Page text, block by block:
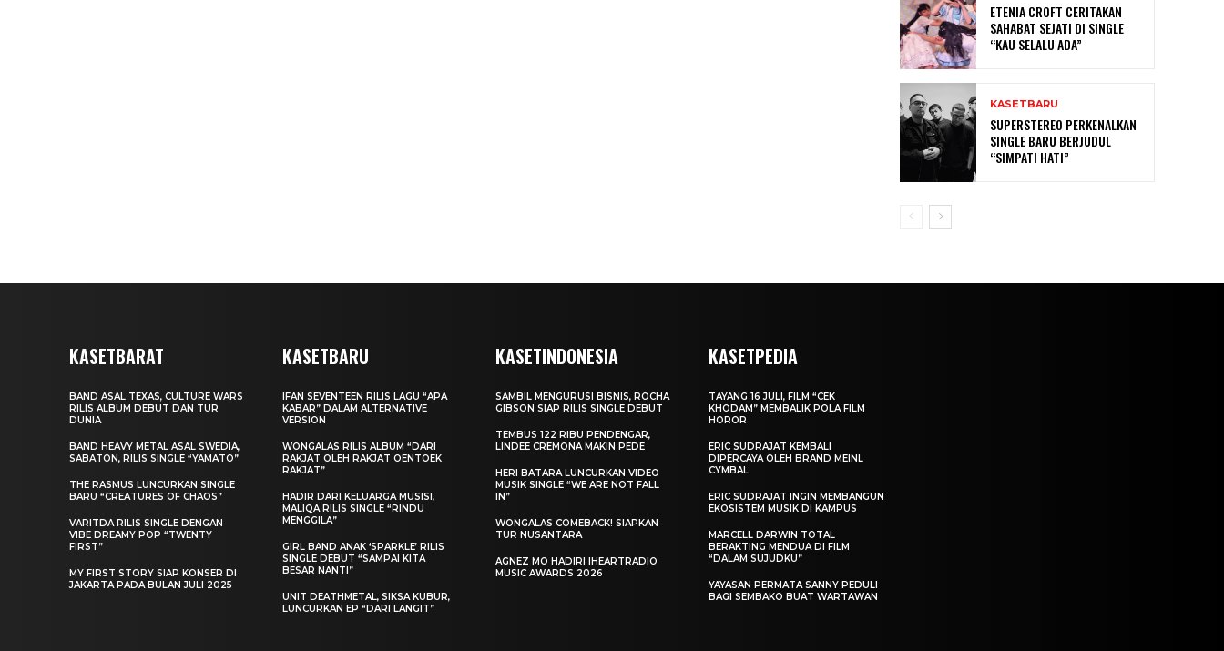
ETENIA CROFT CERITAKAN
SAHABAT SEJATI DI SINGLE
“KAU SELALU ADA”
KASETBARU
SUPERSTEREO PERKENALKAN
SINGLE BARU BERJUDUL
“SIMPATI HATI”
KASETBARAT
BAND ASAL TEXAS, CULTURE WARS
RILIS ALBUM DEBUT DAN TUR
DUNIA
BAND HEAVY METAL ASAL SWEDIA,
SABATON, RILIS SINGLE “YAMATO”
THE RASMUS LUNCURKAN SINGLE
BARU “CREATURES OF CHAOS”
VARITDA RILIS SINGLE DENGAN
VIBE DREAMY POP “TWENTY
FIRST”
MY FIRST STORY SIAP KONSER DI
JAKARTA PADA BULAN JULI 2025
KASETBARU
IFAN SEVENTEEN RILIS LAGU “APA
KABAR” DALAM ALTERNATIVE
VERSION
WONGALAS RILIS ALBUM “DARI
RAKJAT OLEH RAKJAT OENTOEK
RAKJAT”
HADIR DARI KELUARGA MUSISI,
MALIQA RILIS SINGLE “RINDU
MENGGILA”
GIRL BAND ANAK ‘SPARKLE’ RILIS
SINGLE DEBUT “SAMPAI KITA
BESAR NANTI”
UNIT DEATHMETAL, SIKSA KUBUR,
LUNCURKAN EP “DARI LANGIT”
KASETINDONESIA
SAMBIL MENGURUSI BISNIS, ROCHA
GIBSON SIAP RILIS SINGLE DEBUT
TEMBUS 122 RIBU PENDENGAR,
LINDEE CREMONA MAKIN PEDE
HERI BATARA LUNCURKAN VIDEO
MUSIK SINGLE “WE ARE NOT FALL
IN”
WONGALAS COMEBACK! SIAPKAN
TUR NUSANTARA
AGNEZ MO HADIRI IHEARTRADIO
MUSIC AWARDS 2026
KASETPEDIA
TAYANG 16 JULI, FILM “CEK
KHODAM” MEMBALIK POLA FILM
HOROR
ERIC SUDRAJAT KEMBALI
DIPERCAYA OLEH BRAND MEINL
CYMBAL
ERIC SUDRAJAT INGIN MEMBANGUN
EKOSISTEM MUSIK DI KAMPUS
MARCELL DARWIN TOTAL
BERAKTING MENDUA DI FILM
“DALAM SUJUDKU”
YAYASAN PERMATA SANNY PEDULI
BAGI SEMBAKO BUAT WARTAWAN